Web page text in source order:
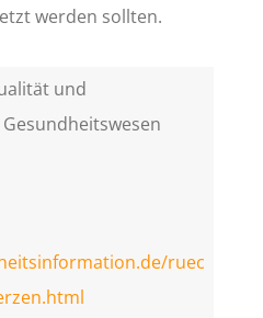
werden sollten.
und
ruec